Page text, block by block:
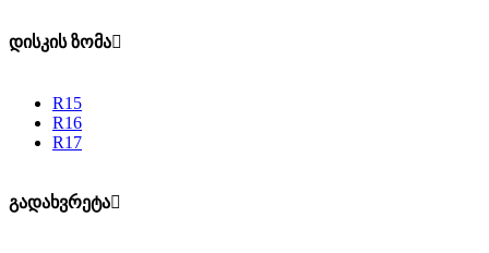
დისკის ზომა
R15
R16
R17
გადახვრეტა